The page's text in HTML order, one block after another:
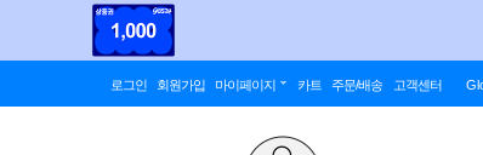
로그인 회원가입 마이페이지 카트 주문/배송 고객센터